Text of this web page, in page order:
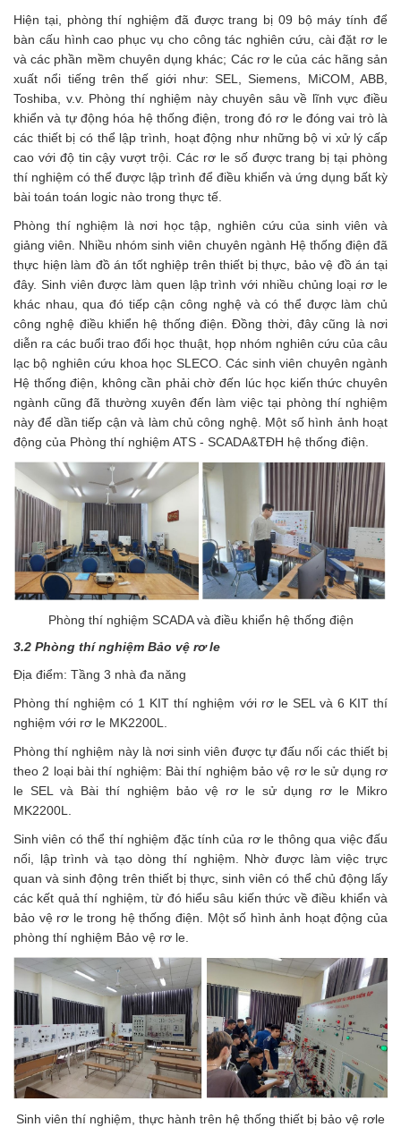
Hiện tại, phòng thí nghiệm đã được trang bị 09 bộ máy tính để
bàn cấu hình cao phục vụ cho công tác nghiên cứu, cài đặt rơ le
và các phần mềm chuyên dụng khác; Các rơ le của các hãng sản
xuất nổi tiếng trên thế giới như: SEL, Siemens, MiCOM, ABB,
Toshiba, v.v. Phòng thí nghiệm này chuyên sâu về lĩnh vực điều
khiển và tự động hóa hệ thống điện, trong đó rơ le đóng vai trò là
các thiết bị có thể lập trình, hoạt động như những bộ vi xử lý cấp
cao với độ tin cậy vượt trội. Các rơ le số được trang bị tại phòng
thí nghiệm có thể được lập trình để điều khiển và ứng dụng bất kỳ
bài toán toán logic nào trong thực tế.
Phòng thí nghiệm là nơi học tập, nghiên cứu của sinh viên và
giảng viên. Nhiều nhóm sinh viên chuyên ngành Hệ thống điện đã
thực hiện làm đồ án tốt nghiệp trên thiết bị thực, bảo vệ đồ án tại
đây. Sinh viên được làm quen lập trình với nhiều chủng loại rơ le
khác nhau, qua đó tiếp cận công nghệ và có thể được làm chủ
công nghệ điều khiển hệ thống điện. Đồng thời, đây cũng là nơi
diễn ra các buổi trao đổi học thuật, họp nhóm nghiên cứu của câu
lạc bộ nghiên cứu khoa học SLECO. Các sinh viên chuyên ngành
Hệ thống điện, không cần phải chờ đến lúc học kiến thức chuyên
ngành cũng đã thường xuyên đến làm việc tại phòng thí nghiệm
này để dần tiếp cận và làm chủ công nghệ. Một số hình ảnh hoạt
động của Phòng thí nghiệm ATS - SCADA&TĐH hệ thống điện.
Phòng thí nghiệm SCADA và điều khiển hệ thống điện
3.2 Phòng thí nghiệm Bảo vệ rơ le
Địa điểm: Tầng 3 nhà đa năng
Phòng thí nghiệm có 1 KIT thí nghiệm với rơ le SEL và 6 KIT thí
nghiệm với rơ le MK2200L.
Phòng thí nghiệm này là nơi sinh viên được tự đấu nối các thiết bị
theo 2 loại bài thí nghiệm: Bài thí nghiệm bảo vệ rơ le sử dụng rơ
le SEL và Bài thí nghiệm bảo vệ rơ le sử dụng rơ le Mikro
MK2200L.
Sinh viên có thể thí nghiệm đặc tính của rơ le thông qua việc đấu
nối, lập trình và tạo dòng thí nghiệm. Nhờ được làm việc trực
quan và sinh động trên thiết bị thực, sinh viên có thể chủ động lấy
các kết quả thí nghiệm, từ đó hiểu sâu kiến thức về điều khiển và
bảo vệ rơ le trong hệ thống điện. Một số hình ảnh hoạt động của
phòng thí nghiệm Bảo vệ rơ le.
Sinh viên thí nghiệm, thực hành trên hệ thống thiết bị bảo vệ rơle